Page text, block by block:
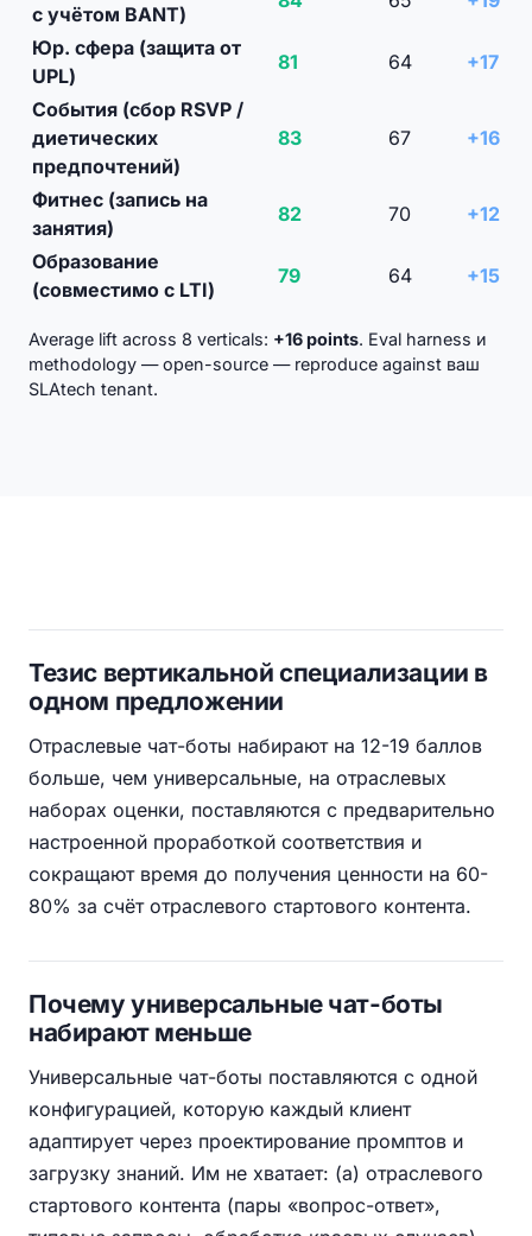
с учётом BANT)
Юр. сфера (защита от
UPL)
81 64
+17
События (сбор RSVP /
диетических
предпочтений)
83 67 +16
Фитнес (запись на
занятия)
82 70
+12
Образование
(совместимо с LTI)
79 64 +15
Average lift across 8 verticals: +16 points. Eval harness и
methodology — open-source — reproduce against ваш
SLAtech tenant.
Тезис вертикальной специализации в
одном предложении
Отраслевые чат-боты набирают на 12-19 баллов
больше, чем универсальные, на отраслевых
наборах оценки, поставляются с предварительно
настроенной проработкой соответствия и
сокращают время до получения ценности на 60-
80% за счёт отраслевого стартового контента.
Почему универсальные чат-боты
набирают меньше
Универсальные чат-боты поставляются с одной
конфигурацией, которую каждый клиент
адаптирует через проектирование промптов и
загрузку знаний. Им не хватает: (а) отраслевого
стартового контента (пары «вопрос-ответ»,